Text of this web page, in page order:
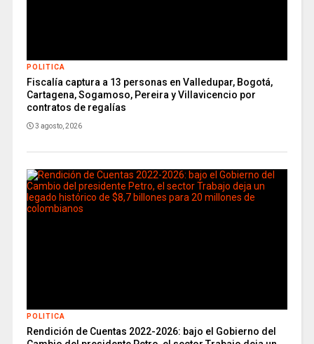
POLITICA
Fiscalía captura a 13 personas en Valledupar, Bogotá,
Cartagena, Sogamoso, Pereira y Villavicencio por
contratos de regalías
3 agosto, 2026
POLITICA
Rendición de Cuentas 2022-2026: bajo el Gobierno del